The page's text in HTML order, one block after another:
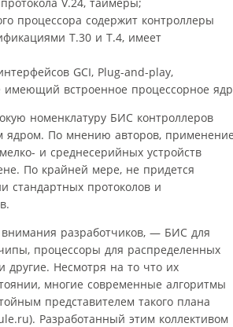
процессора содержит контроллеры
Т.30 и Т.4, имеет
GCI, Plug-and-play,
имеющий встроенное процессорное
номенклатуру БИС контроллеров
ядром. По мнению авторов, применение
и среднесерийных устройств
По крайней мере, не придется
стандартных протоколов и
разработчиков, — БИС для
процессоры для распределенных
Несмотря на то что их
многие современные алгоритмы
представителем такого плана
Разработанный этим коллективом